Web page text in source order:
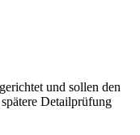
und sollen den
Detailprüfung